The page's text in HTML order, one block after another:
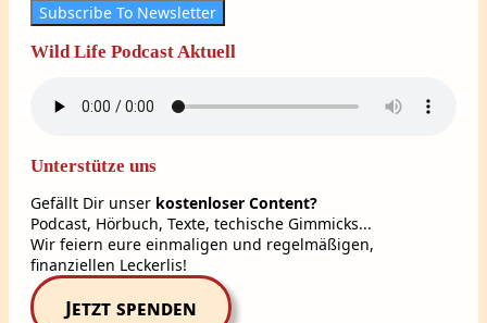
Subscribe To Newsletter
Wild Life Podcast Aktuell
Unterstütze uns
Gefällt Dir unser kostenloser Content?
Podcast, Hörbuch, Texte, techische Gimmicks...
Wir feiern eure einmaligen und regelmäßigen,
finanziellen Leckerlis!
Jetzt spenden